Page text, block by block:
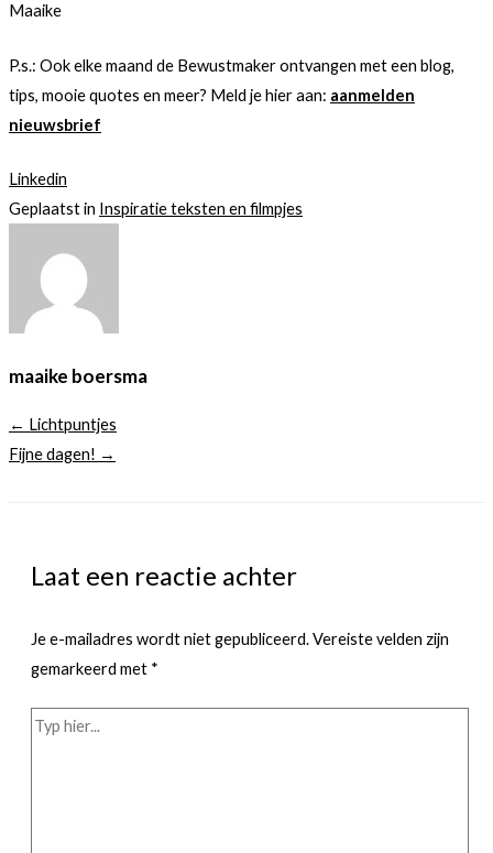
Maaike
P.s.: Ook elke maand de Bewustmaker ontvangen met een blog,
tips, mooie quotes en meer? Meld je hier aan: aanmelden
nieuwsbrief
Linkedin
Geplaatst in Inspiratie teksten en filmpjes
maaike boersma
← Lichtpuntjes
Fijne dagen! →
Laat een reactie achter
Je e-mailadres wordt niet gepubliceerd.Vereiste velden zijn
gemarkeerd met *
Typ